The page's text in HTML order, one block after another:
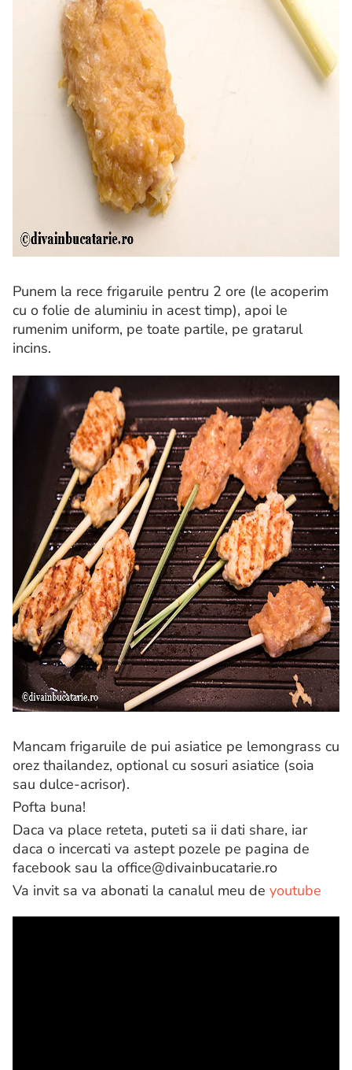
Punem la rece frigaruile pentru 2 ore (le acoperim
cu o folie de aluminiu in acest timp), apoi le
rumenim uniform, pe toate partile, pe gratarul
incins.
Mancam frigaruile de pui asiatice pe lemongrass cu
orez thailandez, optional cu sosuri asiatice (soia
sau dulce-acrisor).
Pofta buna!
Daca va place reteta, puteti sa ii dati share, iar
daca o incercati va astept pozele pe pagina de
facebook sau la office@divainbucatarie.ro
Va invit sa va abonati la canalul meu de youtube